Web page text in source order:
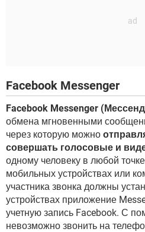
Facebook Messenger
Facebook Messenger
обмена мгновенными
через которую можно
совершать голосовые и
одному человеку в любой
мобильных устройствах или
участника звонка должны
устройствах приложение
учетную запись Facebook. С
невозможно звонить на